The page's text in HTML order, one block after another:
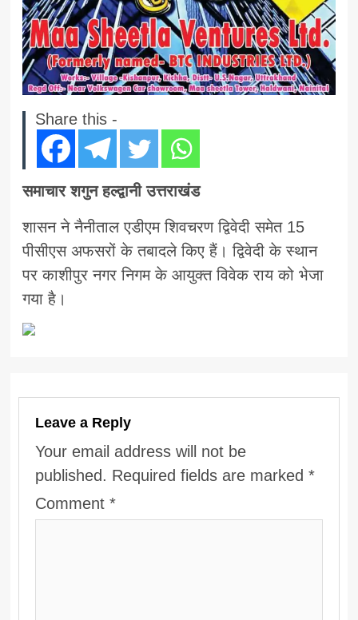
Share this -
समाचार शगुन हल्द्वानी उत्तराखंड
शासन ने नैनीताल एडीएम शिवचरण द्विवेदी समेत 15
पीसीएस अफसरों के तबादले किए हैं। द्विवेदी के स्थान
पर काशीपुर नगर निगम के आयुक्त विवेक राय को भेजा
गया है।
Leave a Reply
Your email address will not be
published. Required fields are marked*
Comment*